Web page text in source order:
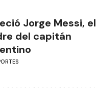
Jorge Messi, el
del capitán